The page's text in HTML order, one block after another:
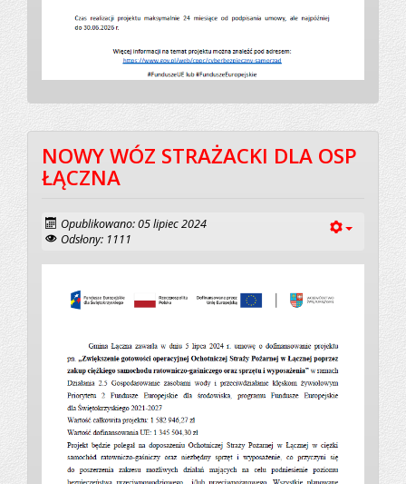
NOWY WÓZ STRAŻACKI DLA OSP
ŁĄCZNA
Opublikowano: 05 lipiec 2024
Odsłony: 1111